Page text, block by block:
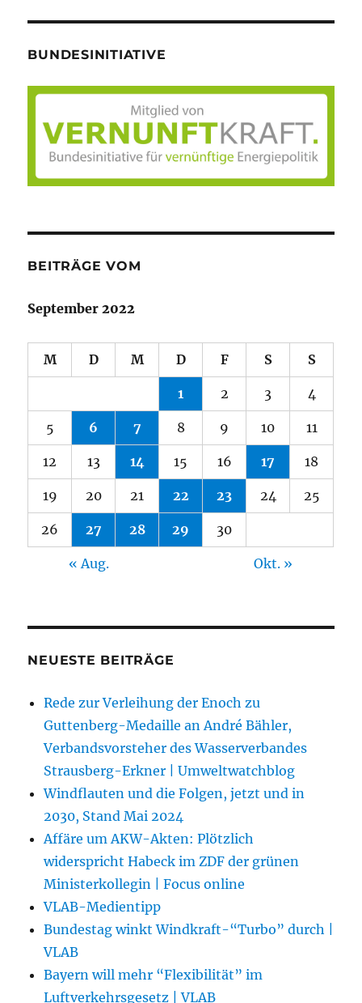
BUNDESINITIATIVE
BEITRÄGE VOM
September 2022
M D M D F S S
1 2 3 4
5 6 7 8 9 10 11
12 13 14 15 16 17 18
19 20 21 22 23 24 25
26 27 28 29 30
« Aug. Okt. »
NEUESTE BEITRÄGE
Rede zur Verleihung der Enoch zu
Guttenberg-Medaille an André Bähler,
Verbandsvorsteher des Wasserverbandes
Strausberg-Erkner | Umweltwatchblog
Windflauten und die Folgen, jetzt und in
2030, Stand Mai 2024
Affäre um AKW-Akten: Plötzlich
widerspricht Habeck im ZDF der grünen
Ministerkollegin | Focus online
VLAB-Medientipp
Bundestag winkt Windkraft-“Turbo” durch |
VLAB
Bayern will mehr “Flexibilität” im
Luftverkehrsgesetz | VLAB